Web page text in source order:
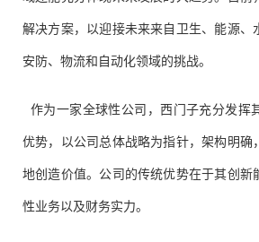
解决方案，以迎接未来来自卫生、能源、
安防、物流和自动化领域的挑战。
作为一家全球性公司，西门子充分发挥
优势，以公司总体战略为指针，架构明确
地创造价值。公司的传统优势在于其创新
性业务以及财务实力。